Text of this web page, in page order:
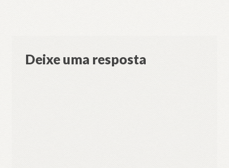
Deixe uma resposta